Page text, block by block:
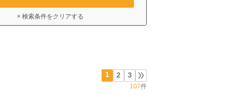
× 検索条件をクリアする
1 2 3
107件